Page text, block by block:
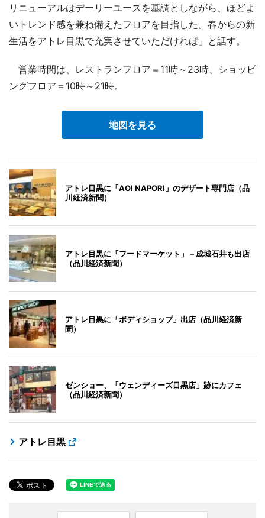
リニューアルはデーリーユースを基調としながら、ほどよ
いトレンド感を兼ね備えたフロアを目指した。春からの新
生活をアトレ目黒で充実させていただければ」と話す。
営業時間は、レストランフロア＝11時～23時、ショッピ
ングフロア＝10時～21時。
地図を見る
アトレ目黒に「AOI NAPORI」のデザート専門店（品
川経済新聞）
アトレ目黒に「フードマーケット」－成城石井も出店
（品川経済新聞）
アトレ目黒に「ボディショップ」出店（品川経済新
聞）
ゼンショー、「ウェンディーズ目黒店」跡にカフェ
（品川経済新聞）
アトレ目黒